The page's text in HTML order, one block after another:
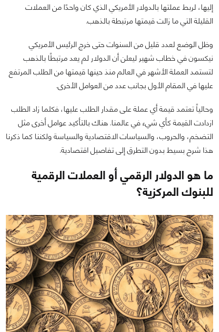
إليها، لربط عملتها بالدولار الأمريكي الذي كان واحدًا من العملات
القليلة التي ما زالت قيمتها مرتبطة بالذهب.
وظل الوضع لعدد قليل من السنوات حتى خرج الرئيس الأمريكي
نيكسون في خطاب شهير ليعلن أن الدولار لم يعد مرتبطًا بالذهب
لتستمد العملة الأشهر في العالم منذ حينها قيمتها من الطلب المرتفع
عليها في المقام الأول بجانب عدد من العوامل الأخرى.
وحالياً تعتمد قيمة أي عملة على مقدار الطلب عليها، فكلما زاد الطلب
ازدادت القيمة كأي شيء في عالمنا. هناك بالتأكيد عوامل أخرى مثل
التضخم، والحروب، والسياسات الاقتصادية والسياسة ولكننا كما ذكرنا
هذا شرح بسيط بدون التطرق إلى تفاصيل اقتصادية.
ما هو الدولار الرقمي أو العملات الرقمية
للبنوك المركزية؟